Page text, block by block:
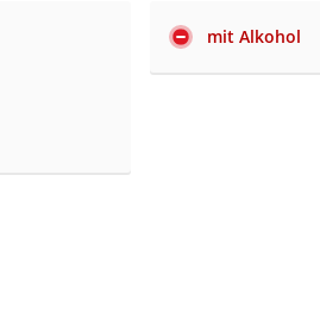
mit Alkohol